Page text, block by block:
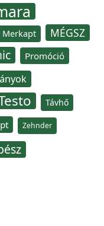
Merkapt MÉGSZ
Promóció
Távhő
Zehnder